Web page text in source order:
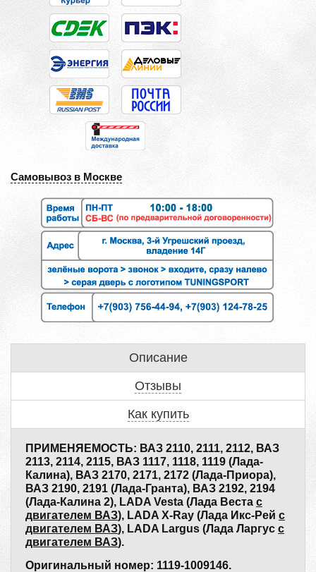
Самовывоз в Москве
Описание
Отзывы
Как купить
ПРИМЕНЯЕМОСТЬ: ВАЗ 2110, 2111, 2112, ВАЗ
2113, 2114, 2115, ВАЗ 1117, 1118, 1119 (Лада-
Калина), ВАЗ 2170, 2171, 2172 (Лада-Приора),
ВАЗ 2190, 2191 (Лада-Гранта), ВАЗ 2192, 2194
(Лада-Калина 2), LADA Vesta (Лада Веста с
двигателем ВАЗ), LADA X-Ray (Лада Икс-Рей с
двигателем ВАЗ), LADA Largus (Лада Ларгус с
двигателем ВАЗ).
Оригинальный номер: 1119-1009146.